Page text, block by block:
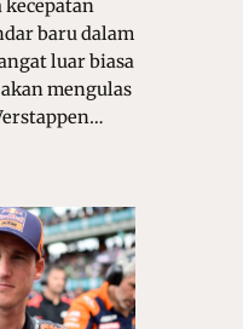
kecepatan
baru dalam
luar biasa
mengulas